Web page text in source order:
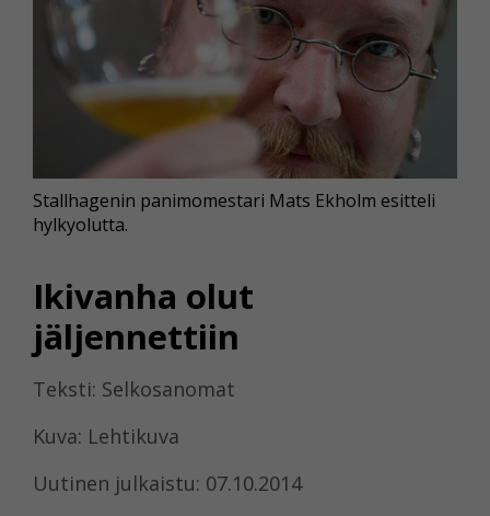
Ikivanha olut
jäljennettiin
Teksti: Selkosanomat
Kuva: Lehtikuva
Uutinen julkaistu: 07.10.2014
Stallhagenin panimomestari Mats Ekholm esitteli
hylkyolutta.